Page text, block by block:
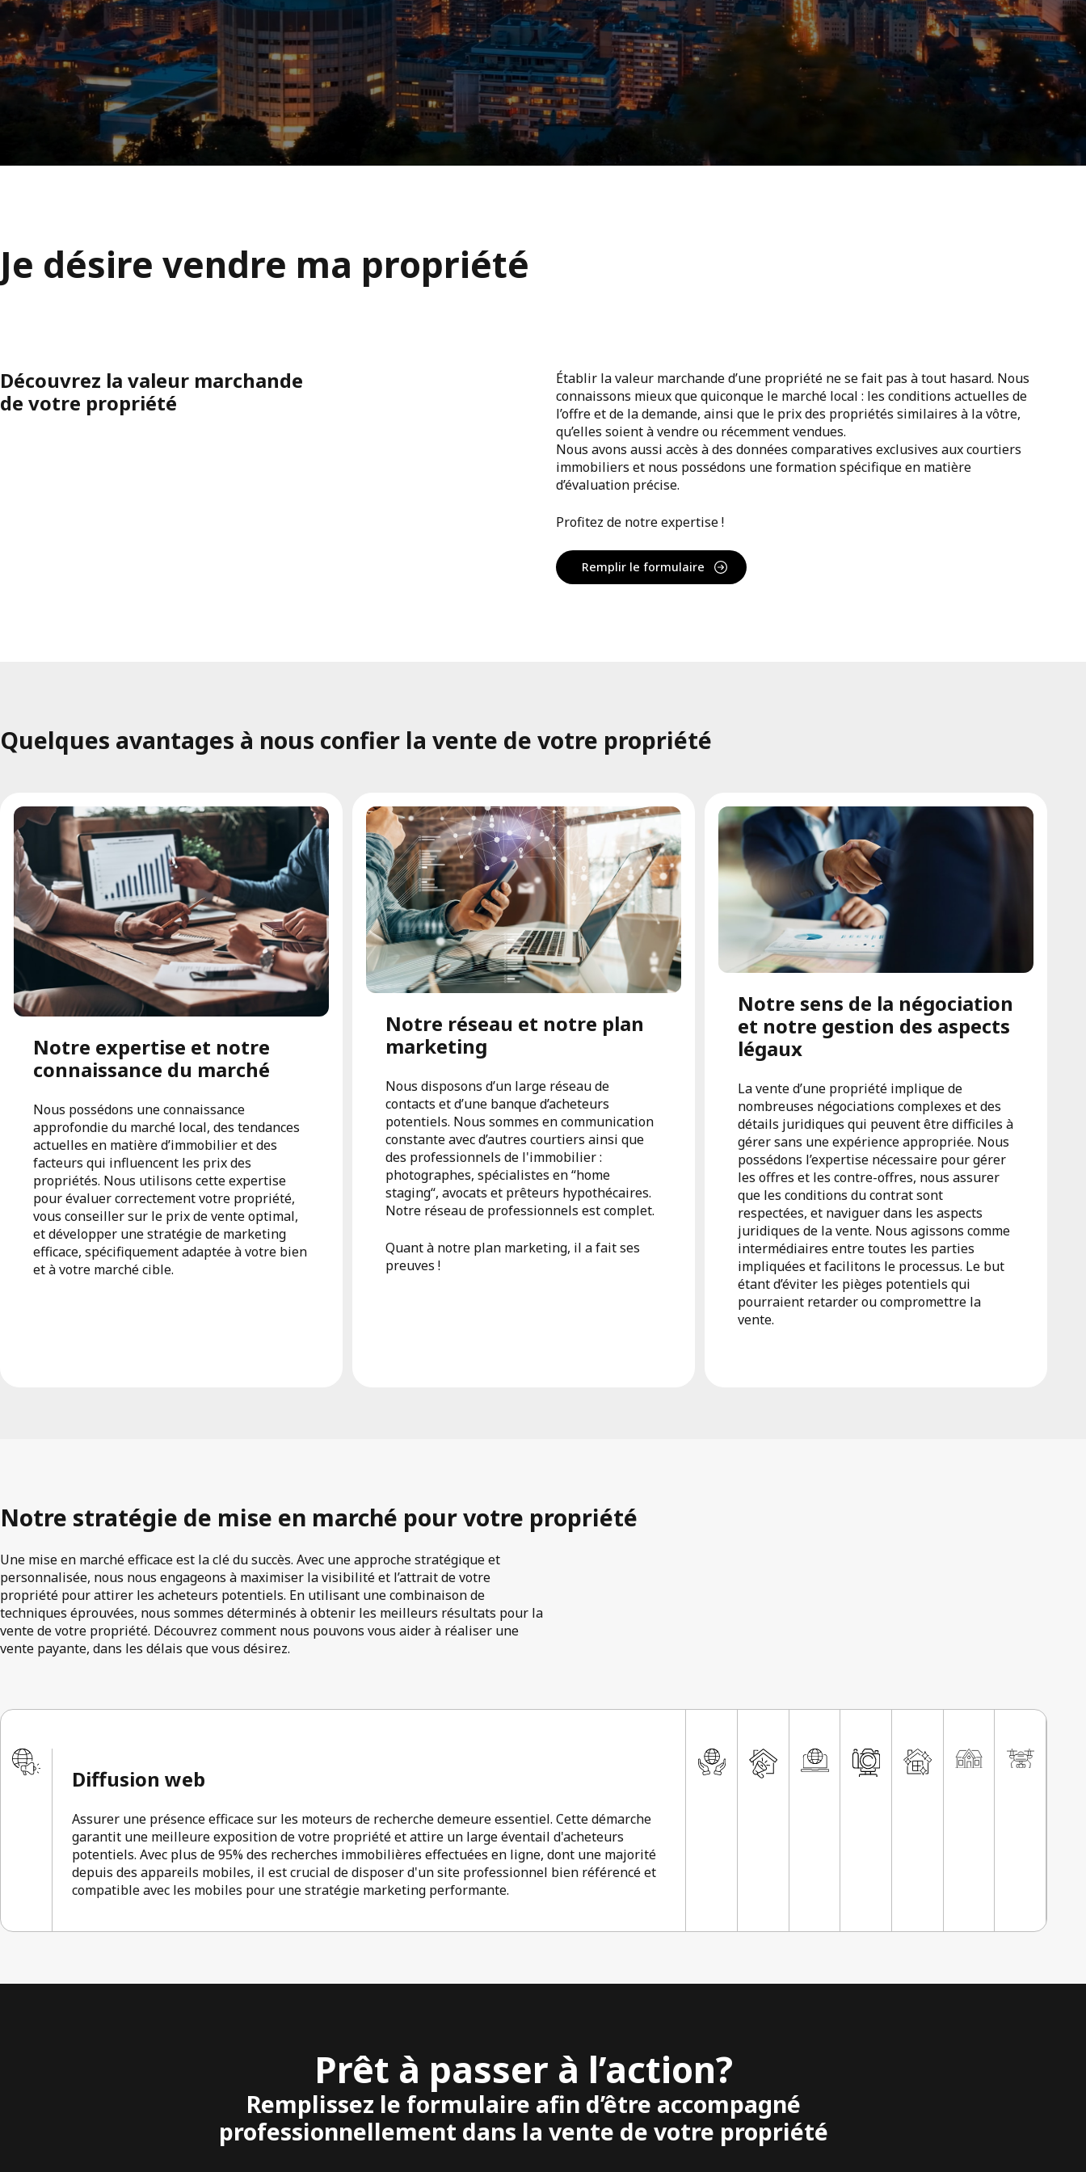
Je désire vendre ma propriété
Découvrez la valeur marchande
de votre propriété
Établir la valeur marchande d’une propriété ne se fait pas à tout hasard. Nous
connaissons mieux que quiconque le marché local : les conditions actuelles de
l’offre et de la demande, ainsi que le prix des propriétés similaires à la vôtre,
qu’elles soient à vendre ou récemment vendues.
Nous avons aussi accès à des données comparatives exclusives aux courtiers
immobiliers et nous possédons une formation spécifique en matière
d’évaluation précise.
Profitez de notre expertise !
Remplir le formulaire
Quelques avantages à nous confier la vente de votre propriété
Notre expertise et notre
connaissance du marché
Nous possédons une connaissance
approfondie du marché local, des tendances
actuelles en matière d’immobilier et des
facteurs qui influencent les prix des
propriétés. Nous utilisons cette expertise
pour évaluer correctement votre propriété,
vous conseiller sur le prix de vente optimal,
et développer une stratégie de marketing
efficace, spécifiquement adaptée à votre bien
et à votre marché cible.
Notre réseau et notre plan
marketing
Nous disposons d’un large réseau de
contacts et d’une banque d’acheteurs
potentiels. Nous sommes en communication
constante avec d’autres courtiers ainsi que
des professionnels de l'immobilier :
photographes, spécialistes en “home
staging“, avocats et prêteurs hypothécaires.
Notre réseau de professionnels est complet.
Quant à notre plan marketing, il a fait ses
preuves !
Notre sens de la négociation
et notre gestion des aspects
légaux
La vente d’une propriété implique de
nombreuses négociations complexes et des
détails juridiques qui peuvent être difficiles à
gérer sans une expérience appropriée. Nous
possédons l’expertise nécessaire pour gérer
les offres et les contre-offres, nous assurer
que les conditions du contrat sont
respectées, et naviguer dans les aspects
juridiques de la vente. Nous agissons comme
intermédiaires entre toutes les parties
impliquées et facilitons le processus. Le but
étant d’éviter les pièges potentiels qui
pourraient retarder ou compromettre la
vente.
Notre stratégie de mise en marché pour votre propriété
Une mise en marché efficace est la clé du succès. Avec une approche stratégique et
personnalisée, nous nous engageons à maximiser la visibilité et l’attrait de votre
propriété pour attirer les acheteurs potentiels. En utilisant une combinaison de
techniques éprouvées, nous sommes déterminés à obtenir les meilleurs résultats pour la
vente de votre propriété. Découvrez comment nous pouvons vous aider à réaliser une
vente payante, dans les délais que vous désirez.
Diffusion web
Assurer une présence efficace sur les moteurs de recherche demeure essentiel. Cette démarche
garantit une meilleure exposition de votre propriété et attire un large éventail d'acheteurs
potentiels. Avec plus de 95% des recherches immobilières effectuées en ligne, dont une majorité
depuis des appareils mobiles, il est crucial de disposer d'un site professionnel bien référencé et
compatible avec les mobiles pour une stratégie marketing performante.
Prêt à passer à l’action?
Remplissez le formulaire afin d’être accompagné
professionnellement dans la vente de votre propriété